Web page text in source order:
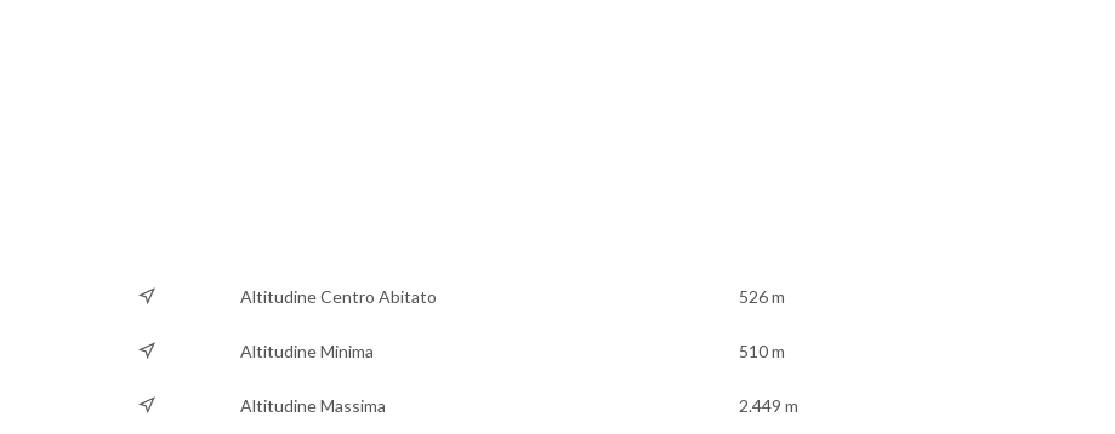
Altitudine Centro Abitato 526 m
Altitudine Minima 510 m
Altitudine Massima 2.449 m